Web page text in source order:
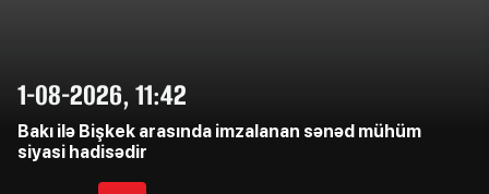
1-08-2026, 11:42
Bakı ilə Bişkek arasında imzalanan sənəd mühüm
siyasi hadisədir